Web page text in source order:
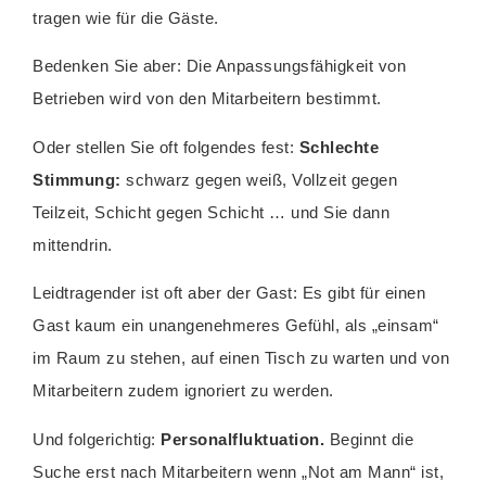
tragen wie für die Gäste.
Bedenken Sie aber: Die Anpassungsfähigkeit von
Betrieben wird von den Mitarbeitern bestimmt.
Oder stellen Sie oft folgendes fest: Schlechte
Stimmung: schwarz gegen weiß, Vollzeit gegen
Teilzeit, Schicht gegen Schicht … und Sie dann
mittendrin.
Leidtragender ist oft aber der Gast: Es gibt für einen
Gast kaum ein unangenehmeres Gefühl, als „einsam“
im Raum zu stehen, auf einen Tisch zu warten und von
Mitarbeitern zudem ignoriert zu werden.
Und folgerichtig: Personalfluktuation. Beginnt die
Suche erst nach Mitarbeitern wenn „Not am Mann“ ist,